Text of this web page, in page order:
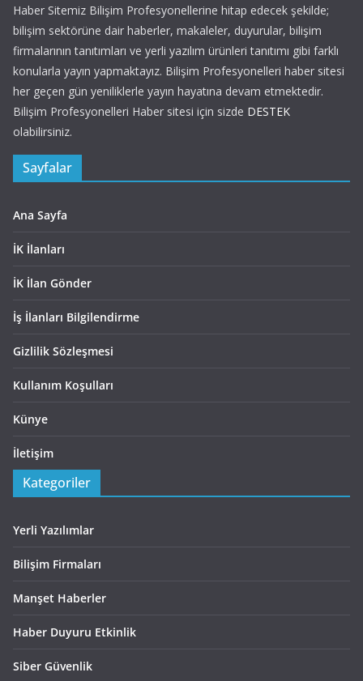
Haber Sitemiz Bilişim Profesyonellerine hitap edecek şekilde;
bilişim sektörüne dair haberler, makaleler, duyurular, bilişim
firmalarının tanıtımları ve yerli yazılım ürünleri tanıtımı gibi farklı
konularla yayın yapmaktayız. Bilişim Profesyonelleri haber sitesi
her geçen gün yeniliklerle yayın hayatına devam etmektedir.
Bilişim Profesyonelleri Haber sitesi için sizde DESTEK
olabilirsiniz.
Sayfalar
Ana Sayfa
İK İlanları
İK İlan Gönder
İş İlanları Bilgilendirme
Gizlilik Sözleşmesi
Kullanım Koşulları
Künye
İletişim
Kategoriler
Yerli Yazılımlar
Bilişim Firmaları
Manşet Haberler
Haber Duyuru Etkinlik
Siber Güvenlik